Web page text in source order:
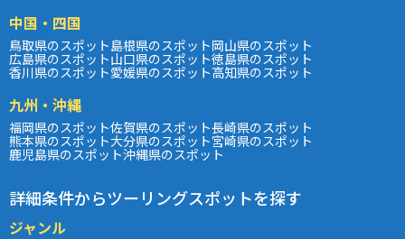
中国・四国
鳥取県のスポット島根県のスポット岡山県のスポット
広島県のスポット山口県のスポット徳島県のスポット
香川県のスポット愛媛県のスポット高知県のスポット
九州・沖縄
福岡県のスポット佐賀県のスポット長崎県のスポット
熊本県のスポット大分県のスポット宮崎県のスポット
鹿児島県のスポット沖縄県のスポット
詳細条件からツーリングスポットを探す
ジャンル